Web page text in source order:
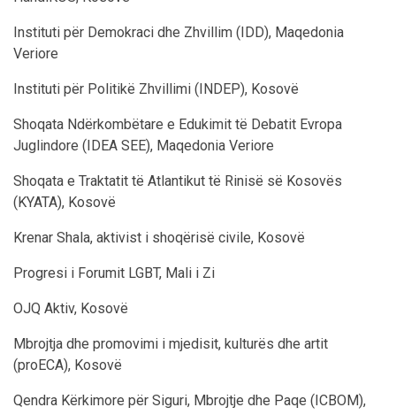
Instituti për Demokraci dhe Zhvillim (IDD), Maqedonia
Veriore
Instituti për Politikë Zhvillimi (INDEP), Kosovë
Shoqata Ndërkombëtare e Edukimit të Debatit Evropa
Juglindore (IDEA SEE), Maqedonia Veriore
Shoqata e Traktatit të Atlantikut të Rinisë së Kosovës
(KYATA), Kosovë
Krenar Shala, aktivist i shoqërisë civile, Kosovë
Progresi i Forumit LGBT, Mali i Zi
OJQ Aktiv, Kosovë
Mbrojtja dhe promovimi i mjedisit, kulturës dhe artit
(proECA), Kosovë
Qendra Kërkimore për Siguri, Mbrojtje dhe Paqe (ICBOM),